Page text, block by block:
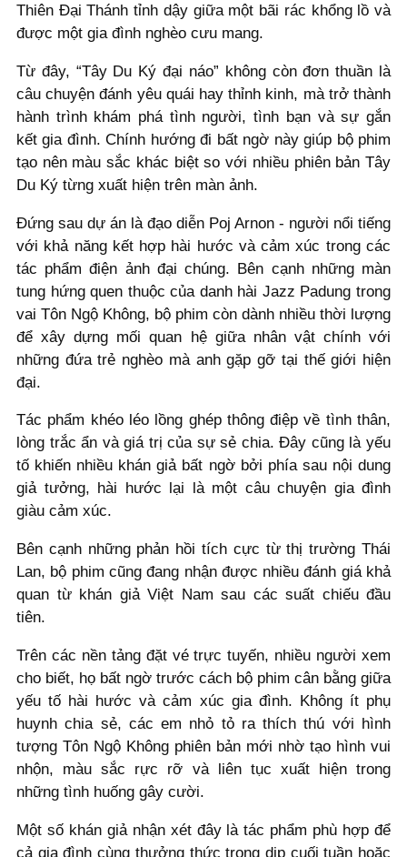
Thiên Đại Thánh tỉnh dậy giữa một bãi rác khổng lồ và
được một gia đình nghèo cưu mang.
Từ đây, “Tây Du Ký đại náo” không còn đơn thuần là
câu chuyện đánh yêu quái hay thỉnh kinh, mà trở thành
hành trình khám phá tình người, tình bạn và sự gắn
kết gia đình. Chính hướng đi bất ngờ này giúp bộ phim
tạo nên màu sắc khác biệt so với nhiều phiên bản Tây
Du Ký từng xuất hiện trên màn ảnh.
Đứng sau dự án là đạo diễn Poj Arnon - người nổi tiếng
với khả năng kết hợp hài hước và cảm xúc trong các
tác phẩm điện ảnh đại chúng. Bên cạnh những màn
tung hứng quen thuộc của danh hài Jazz Padung trong
vai Tôn Ngộ Không, bộ phim còn dành nhiều thời lượng
để xây dựng mối quan hệ giữa nhân vật chính với
những đứa trẻ nghèo mà anh gặp gỡ tại thế giới hiện
đại.
Tác phẩm khéo léo lồng ghép thông điệp về tình thân,
lòng trắc ẩn và giá trị của sự sẻ chia. Đây cũng là yếu
tố khiến nhiều khán giả bất ngờ bởi phía sau nội dung
giả tưởng, hài hước lại là một câu chuyện gia đình
giàu cảm xúc.
Bên cạnh những phản hồi tích cực từ thị trường Thái
Lan, bộ phim cũng đang nhận được nhiều đánh giá khả
quan từ khán giả Việt Nam sau các suất chiếu đầu
tiên.
Trên các nền tảng đặt vé trực tuyến, nhiều người xem
cho biết, họ bất ngờ trước cách bộ phim cân bằng giữa
yếu tố hài hước và cảm xúc gia đình. Không ít phụ
huynh chia sẻ, các em nhỏ tỏ ra thích thú với hình
tượng Tôn Ngộ Không phiên bản mới nhờ tạo hình vui
nhộn, màu sắc rực rỡ và liên tục xuất hiện trong
những tình huống gây cười.
Một số khán giả nhận xét đây là tác phẩm phù hợp để
cả gia đình cùng thưởng thức trong dịp cuối tuần hoặc